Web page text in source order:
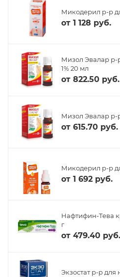
Микодерил р-р
от 1 128 руб.
Мизол Эвалар р-
1% 20 мл
от 822.50 руб.
Мизол Эвалар р-
от 615.70 руб.
Микодерил р-р
от 1 692 руб.
Нафтифин-Тева
г
от 479.40 руб.
Экзостат р-р для